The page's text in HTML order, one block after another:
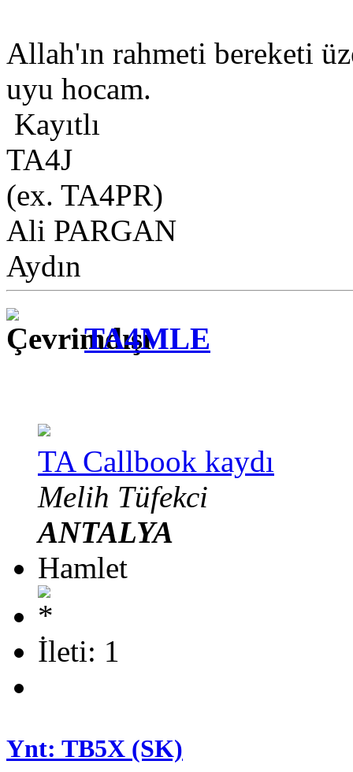
Allah'ın rahmeti bereketi
uyu hocam.
Kayıtlı
TA4J
(ex. TA4PR)
Ali PARGAN
Aydın
TA4MLE
TA Callbook kaydı
Melih Tüfekci
ANTALYA
Hamlet
İleti: 1
Ynt: TB5X (SK)